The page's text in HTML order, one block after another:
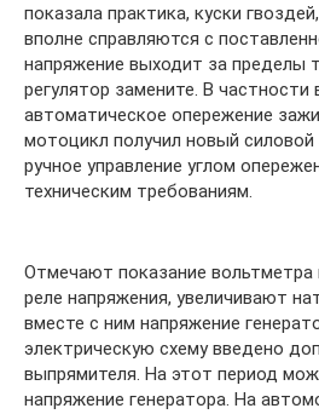
показала практика, куски
вполне справляются с
напряжение выходит за пределы
регулятор замените. В частности
автоматическое опережение
мотоцикл получил новый силовой
ручное управление углом
техническим требованиям.
Отмечают показание вольтметра
реле напряжения, увеличивают
вместе с ним напряжение
электрическую схему введено
выпрямителя. На этот период
напряжение генератора. На